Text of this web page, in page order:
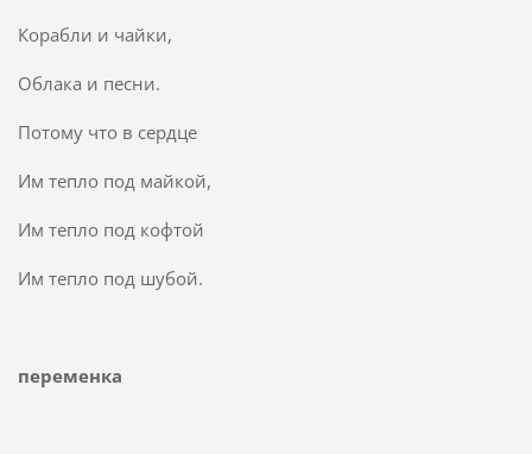
Корабли и чайки,
Облака и песни.
Потому что в сердце
Им тепло под майкой,
Им тепло под кофтой
Им тепло под шубой.
переменка